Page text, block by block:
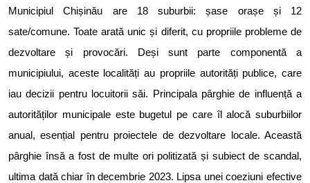
Municipiul Chișinău are 18 suburbii: șase orașe și 12
sate/comune. Toate arată unic și diferit, cu propriile probleme de
dezvoltare și provocări. Deși sunt parte componentă a
municipiului, aceste localități au propriile autorități publice, care
iau decizii pentru locuitorii săi. Principala pârghie de influență a
autorităților municipale este bugetul pe care îl alocă suburbiilor
anual, esențial pentru proiectele de dezvoltare locale. Această
pârghie însă a fost de multe ori politizată și subiect de scandal,
ultima dată chiar în decembrie 2023. Lipsa unei coeziuni efective